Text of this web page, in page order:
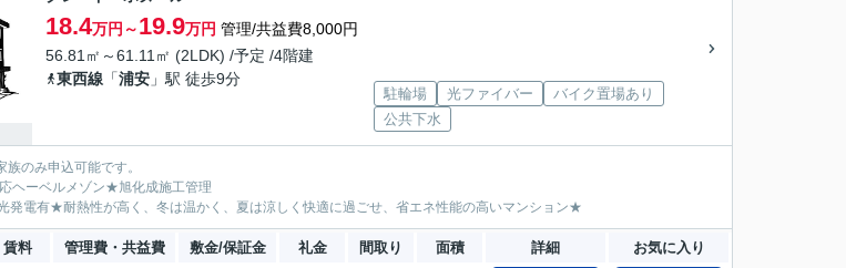
18.4万円～19.9万円 管理/共益費8,000円
56.81㎡～61.11㎡ (2LDK) /予定 /4階建
東西線 「浦安 」駅 徒歩9分
駐輪場 光ファイバー
バイク置場あり
公共下水
のみ申込可能です。
ヘーベルメゾン★旭化成施工管理
発電有★耐熱性が高く、冬は温かく、夏は涼しく快適に過ごせ、省エネ性能の高いマンション★
賃料 管理費・共益費 敷金/保証金 礼金 間取り 面積 詳細 お気に入り